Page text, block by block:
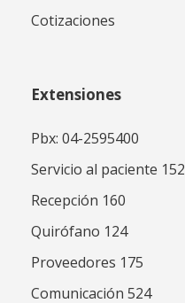
Cotizaciones
Extensiones
Pbx: 04-2595400
Servicio al paciente 152
Recepción 160
Quirófano 124
Proveedores 175
Comunicación 524